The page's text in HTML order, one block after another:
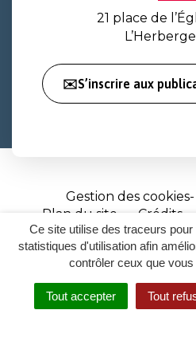
Ce site utilise des traceurs
statistiques d'utilisation afin
contrôler ceux que
Tout accepter Tout
RECHERCHER
21 place de
✉️S’inscrire aux
Gestion des cookies
Plan du site
Crédits
Site
réalisé
par